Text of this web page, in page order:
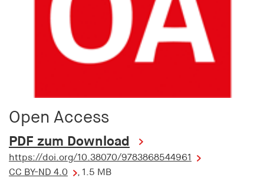
Open Access
PDF zum Download
https://doi.org/10.38070/9783868544961
CC BY-ND 4.0
, 1.5 MB